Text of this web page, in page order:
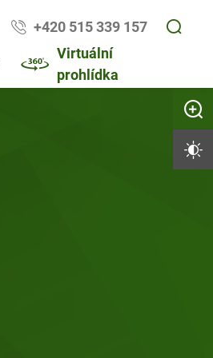
+420 515 339 157
Virtuální
prohlídka